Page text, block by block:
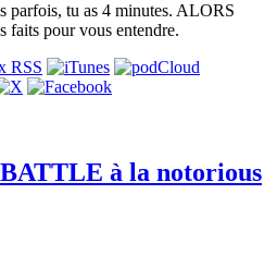
parfois, tu as 4 minutes. ALORS
faits pour vous entendre.
à la notorious